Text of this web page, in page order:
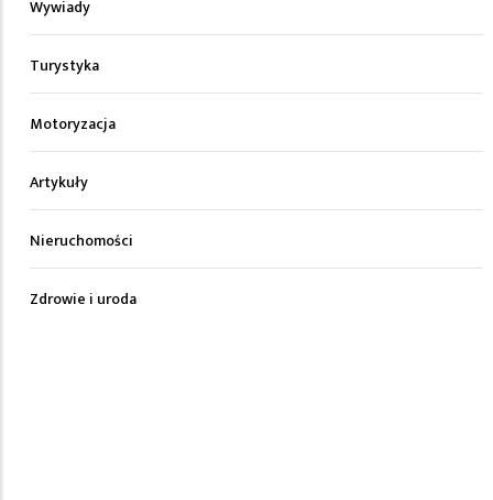
Wywiady
Turystyka
Motoryzacja
Artykuły
Nieruchomości
Zdrowie i uroda